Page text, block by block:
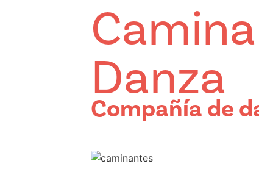
Danza
Compañía de